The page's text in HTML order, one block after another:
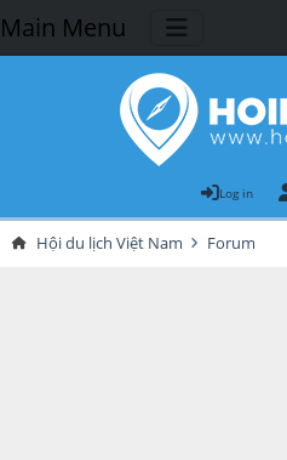
Main Menu
Log in
Hội du lịch Việt Nam Forum